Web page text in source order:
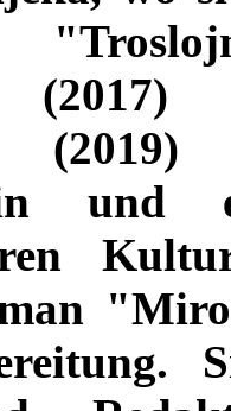
und